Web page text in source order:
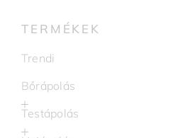
TERMÉKEK
Trendi
Bőrápolás
Testápolás